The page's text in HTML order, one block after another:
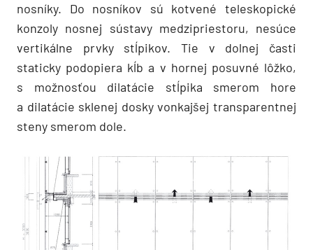
nosníky. Do nosníkov sú kotvené teleskopické
konzoly nosnej sústavy medzipriestoru, nesúce
vertikálne prvky stĺpikov. Tie v dolnej časti
staticky podopiera kĺb a v hornej posuvné lôžko,
s možnosťou dilatácie stĺpika smerom hore
a dilatácie sklenej dosky vonkajšej transparentnej
steny smerom dole.